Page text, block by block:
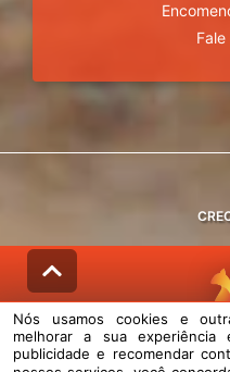
©
Nós usamos cookies e
melhorar a sua experiência
publicidade e recomendar